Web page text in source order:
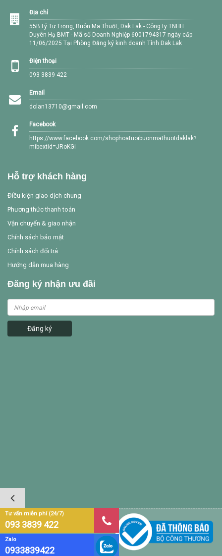
Địa chỉ
55B Lý Tự Trọng, Buôn Ma Thuột, Dak Lak - Công ty TNHH
Duyên Hạ BMT - Mã số Doanh Nghiệp 6001794317 ngày cấp
11/06/2025 Tại Phòng Đăng ký kinh doanh Tỉnh Dak Lak
Điện thoại
093 3839 422
Email
dolan13710@gmail.com
Facebook
https://www.facebook.com/shophoatuoibuonmathuotdaklak?
mibextid=JRoKGi
Hỗ trợ khách hàng
Điều kiện giao dịch chung
Phương thức thanh toán
Vận chuyển & giao nhận
Chính sách bảo mật
Chính sách đổi trả
Hướng dẫn mua hàng
Đăng ký nhận ưu đãi
Đăng ký
Cửa hàng hoa tươi Duyên Hạ
Tư vấn miễn phí (24/7)
093 3839 422
Zalo
0933839422